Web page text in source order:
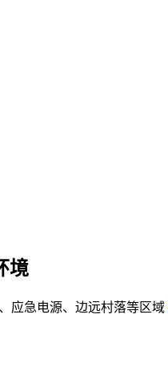
境
应急电源、边远村落等区域